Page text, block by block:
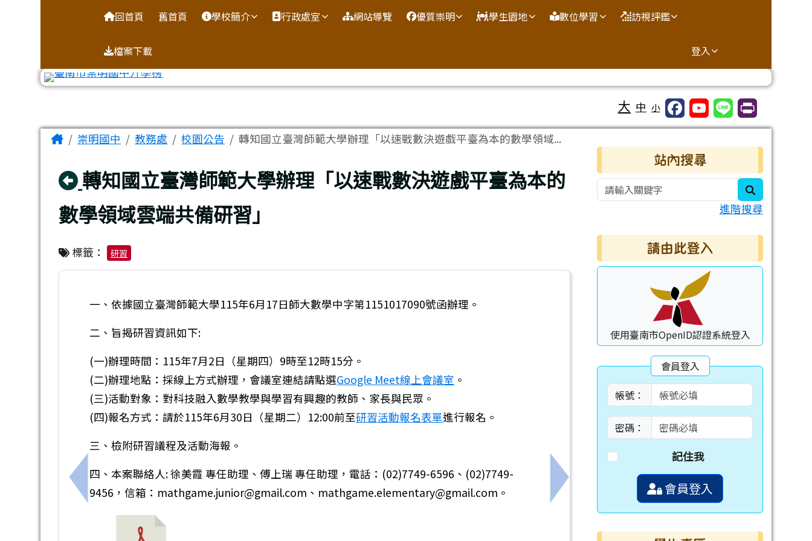
台南市崇明國中全球資訊網
回首頁 舊首頁 學校簡介 行政處室 網站導覽 優質崇明 學生園地 數位學習 訪視評鑑
檔案下載 登入
大 中 小
主內容區域
Home崇明國中 教務處 校園公告 轉知國立臺灣師範大學辦理「以速戰數決遊戲平臺為本的數學領域...
回上頁
轉知國立臺灣師範大學辦理「以速戰數決遊戲平臺為本的
數學領域雲端共備研習」
標籤： 研習
上一筆：新生入學報到手冊請參考附件或至警衛室索取
一、依據國立臺灣師範大學115年6月17日師大數學中字第1151017090號函辦理。
二、旨揭研習資訊如下:
(一)辦理時間：115年7月2日（星期四）9時至12時15分。
(二)辦理地點：採線上方式辦理，會議室連結請點選Google Meet線上會議室 。
(三)活動對象：對科技融入數學教學與學習有興趣的教師、家長與民眾。
(四)報名方式：請於115年6月30日（星期二）12:00前至研習活動報名表單進行報名。
三、檢附研習議程及活動海報。
四、本案聯絡人: 徐美霞 專任助理、傅上瑞 專任助理，電話：(02)7749-6596、(02)7749-
9456，信箱：mathgame.junior@gmail.com、mathgame.elementary@gmail.com。
下一筆：教育局辦理7月份B5-1生成式AI與教育應用
右邊區域內容
站內搜尋
進階搜尋
請由此登入
使用臺南市OpenID認證系統登入
會員登入
帳號：
密碼：
記住我
會員登入
頁尾區域